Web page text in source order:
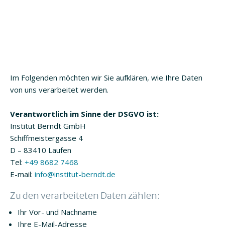
Im Folgenden möchten wir Sie aufklären, wie Ihre Daten
von uns verarbeitet werden.
Verantwortlich im Sinne der DSGVO ist:
Institut Berndt GmbH
Schiffmeistergasse 4
D – 83410 Laufen
Tel: +49 8682 7468
E-mail: info@institut-berndt.de
Zu den verarbeiteten Daten zählen:
Ihr Vor- und Nachname
Ihre E-Mail-Adresse